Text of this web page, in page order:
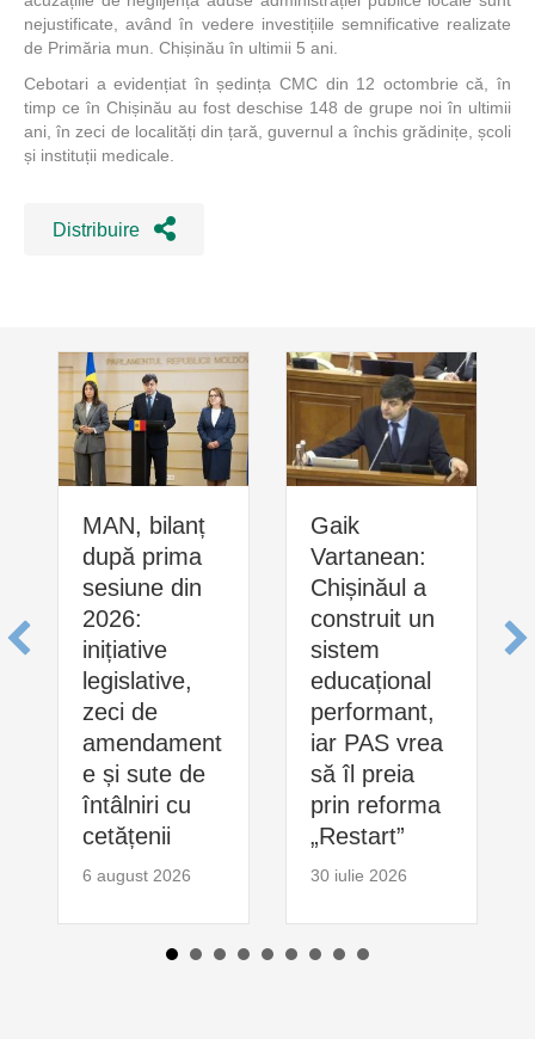
nejustificate, având în vedere investițiile semnificative realizate
de Primăria mun. Chișinău în ultimii 5 ani.
Cebotari a evidențiat în ședința CMC din 12 octombrie că, în
timp ce în Chișinău au fost deschise 148 de grupe noi în ultimii
ani, în zeci de localități din țară, guvernul a închis grădinițe, școli
și instituții medicale.
Distribuire
MAN, bilanț
după prima
sesiune din
2026:
inițiative
legislative,
zeci de
amendament
e și sute de
întâlniri cu
cetățenii
6 august 2026
Gaik
Vartanean:
Chișinăul a
construit un
sistem
educațional
performant,
iar PAS vrea
să îl preia
prin reforma
„Restart”
30 iulie 2026